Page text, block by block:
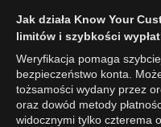
Jak działa Know Your
limitów i szybkości
Weryfikacja pomaga
bezpieczeństwo konta.
tożsamości wydany przez
oraz dowód metody
widocznymi tylko czterema